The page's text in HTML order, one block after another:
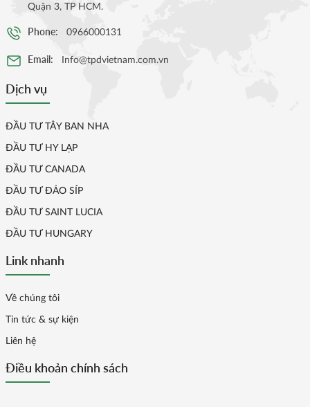
Quận 3, TP HCM.
Phone: 0966000131
Email: Info@tpdvietnam.com.vn
Dịch vụ
ĐẦU TƯ TÂY BAN NHA
ĐẦU TƯ HY LẠP
ĐẦU TƯ CANADA
ĐẦU TƯ ĐẢO SÍP
ĐẦU TƯ SAINT LUCIA
ĐẦU TƯ HUNGARY
Link nhanh
Về chúng tôi
Tin tức & sự kiện
Liên hệ
Điều khoản chính sách